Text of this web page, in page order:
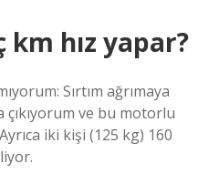
km hız yapar?
Sırtım ağrımaya
çıkıyorum ve bu motorlu
iki kişi (125 kg) 160